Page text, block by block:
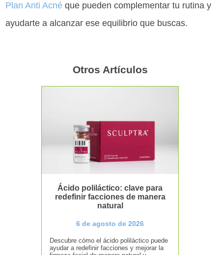
Plan Anti Acné que pueden complementar tu rutina y
ayudarte a alcanzar ese equilibrio que buscas.
Otros Artículos
Ácido poliláctico: clave para
redefinir facciones de manera
natural
6 de agosto de 2026
Descubre cómo el ácido poliláctico puede
ayudar a redefinir facciones y mejorar la